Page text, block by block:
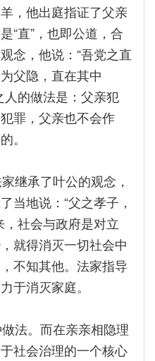
，他出庭指证了父亲
“直”，也即公道，合
念，他说：“吾党之直
父隐，直在其中
人的做法是：父亲犯
罪，父亲也不会作
。
继承了叶公的观念，
当地说：“父之孝子，
社会与政府是对立
就得消灭一切社会中
不知其他。法家指导
于消灭家庭。
法。而在亲亲相隐理
社会治理的一个核心